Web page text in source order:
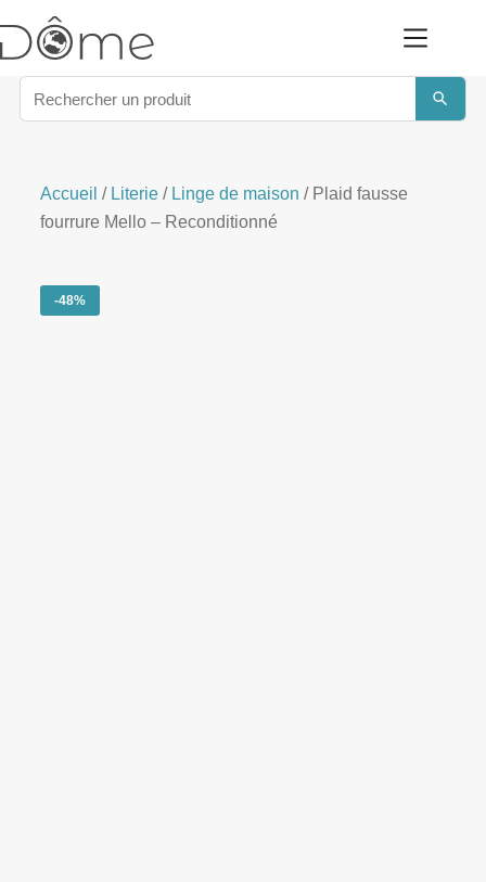
Accueil / Literie/ Linge de maison / Plaid fausse
fourrure Mello – Reconditionné
-48%